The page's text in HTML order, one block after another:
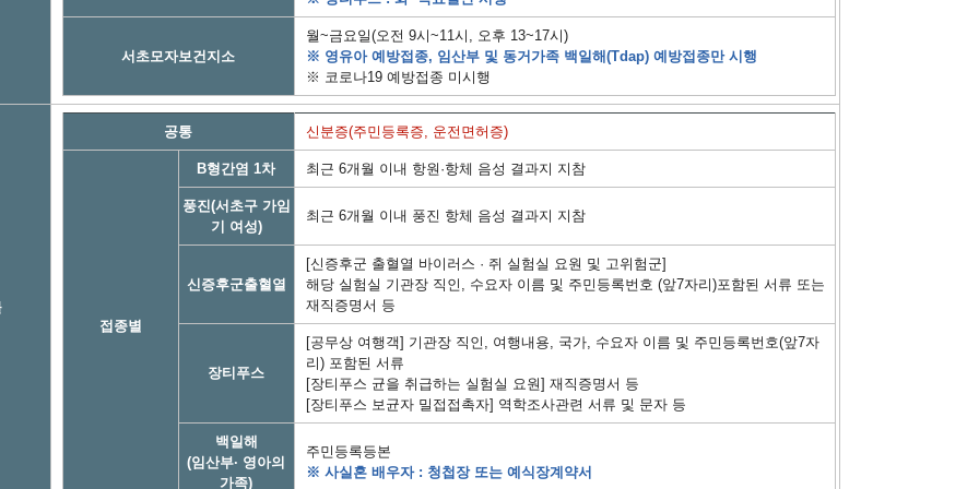
서초모자보건지소
월~금요일(오전 9시~11시, 오후 13~17시)
※ 영유아 예방접종, 임산부 및 동거가족 백일해(Tdap) 예방접종만 시행
※ 코로나19 예방접종 미시행
공통 신분증(주민등록증, 운전면허증)
접종별
B형간염 1차 최근 6개월 이내 항원·항체 음성 결과지 지참
풍진(서초구 가임
기 여성)
최근 6개월 이내 풍진 항체 음성 결과지 지참
신증후군출혈열
[신증후군 출혈열 바이러스 · 쥐 실험실 요원 및 고위험군]
해당 실험실 기관장 직인, 수요자 이름 및 주민등록번호 (앞7자리)포함된 서류 또는
재직증명서 등
장티푸스
[공무상 여행객] 기관장 직인, 여행내용, 국가, 수요자 이름 및 주민등록번호(앞7자
리) 포함된 서류
[장티푸스 균을 취급하는 실험실 요원] 재직증명서 등
[장티푸스 보균자 밀접접촉자] 역학조사관련 서류 및 문자 등
백일해
(임산부· 영아의
가족)
주민등록등본
※ 사실혼 배우자 : 청첩장 또는 예식장계약서